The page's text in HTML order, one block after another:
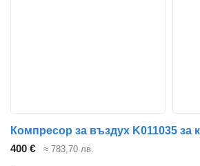
400 € ≈ 783,70 лв.